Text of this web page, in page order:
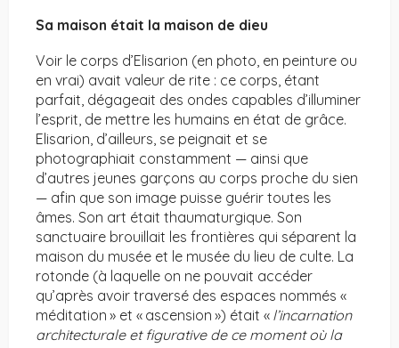
Sa maison était la maison de dieu
Voir le corps d’Elisarion (en photo, en peinture ou
en vrai) avait valeur de rite : ce corps, étant
parfait, dégageait des ondes capables d’illuminer
l’esprit, de mettre les humains en état de grâce.
Elisarion, d’ailleurs, se peignait et se
photographiait constamment — ainsi que
d’autres jeunes garçons au corps proche du sien
— afin que son image puisse guérir toutes les
âmes. Son art était thaumaturgique. Son
sanctuaire brouillait les frontières qui séparent la
maison du musée et le musée du lieu de culte. La
rotonde (à laquelle on ne pouvait accéder
qu’après avoir traversé des espaces nommés «
méditation » et « ascension ») était « l’incarnation
architecturale et figurative de ce moment où la